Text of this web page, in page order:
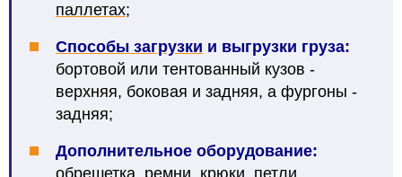
паллетах;
Способы загрузки и выгрузки груза:
бортовой или тентованный кузов -
верхняя, боковая и задняя, а фургоны -
задняя;
Дополнительное оборудование:
обрешетка, ремни, крюки, петли,